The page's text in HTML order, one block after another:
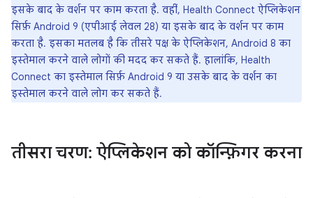
इसके बाद के वर्शन पर काम करता है. वहीं, Health Connect ऐप्लिकेशन
सिर्फ़ Android 9 (एपीआई लेवल 28) या इसके बाद के वर्शन पर काम
करता है. इसका मतलब है कि तीसरे पक्ष के ऐप्लिकेशन, Android 8 का
इस्तेमाल करने वाले लोगों की मदद कर सकते हैं. हालांकि, Health
Connect का इस्तेमाल सिर्फ़ Android 9 या उसके बाद के वर्शन का
इस्तेमाल करने वाले लोग कर सकते हैं.
तीसरा चरण: ऐप्लिकेशन को कॉन्फ़िगर करना